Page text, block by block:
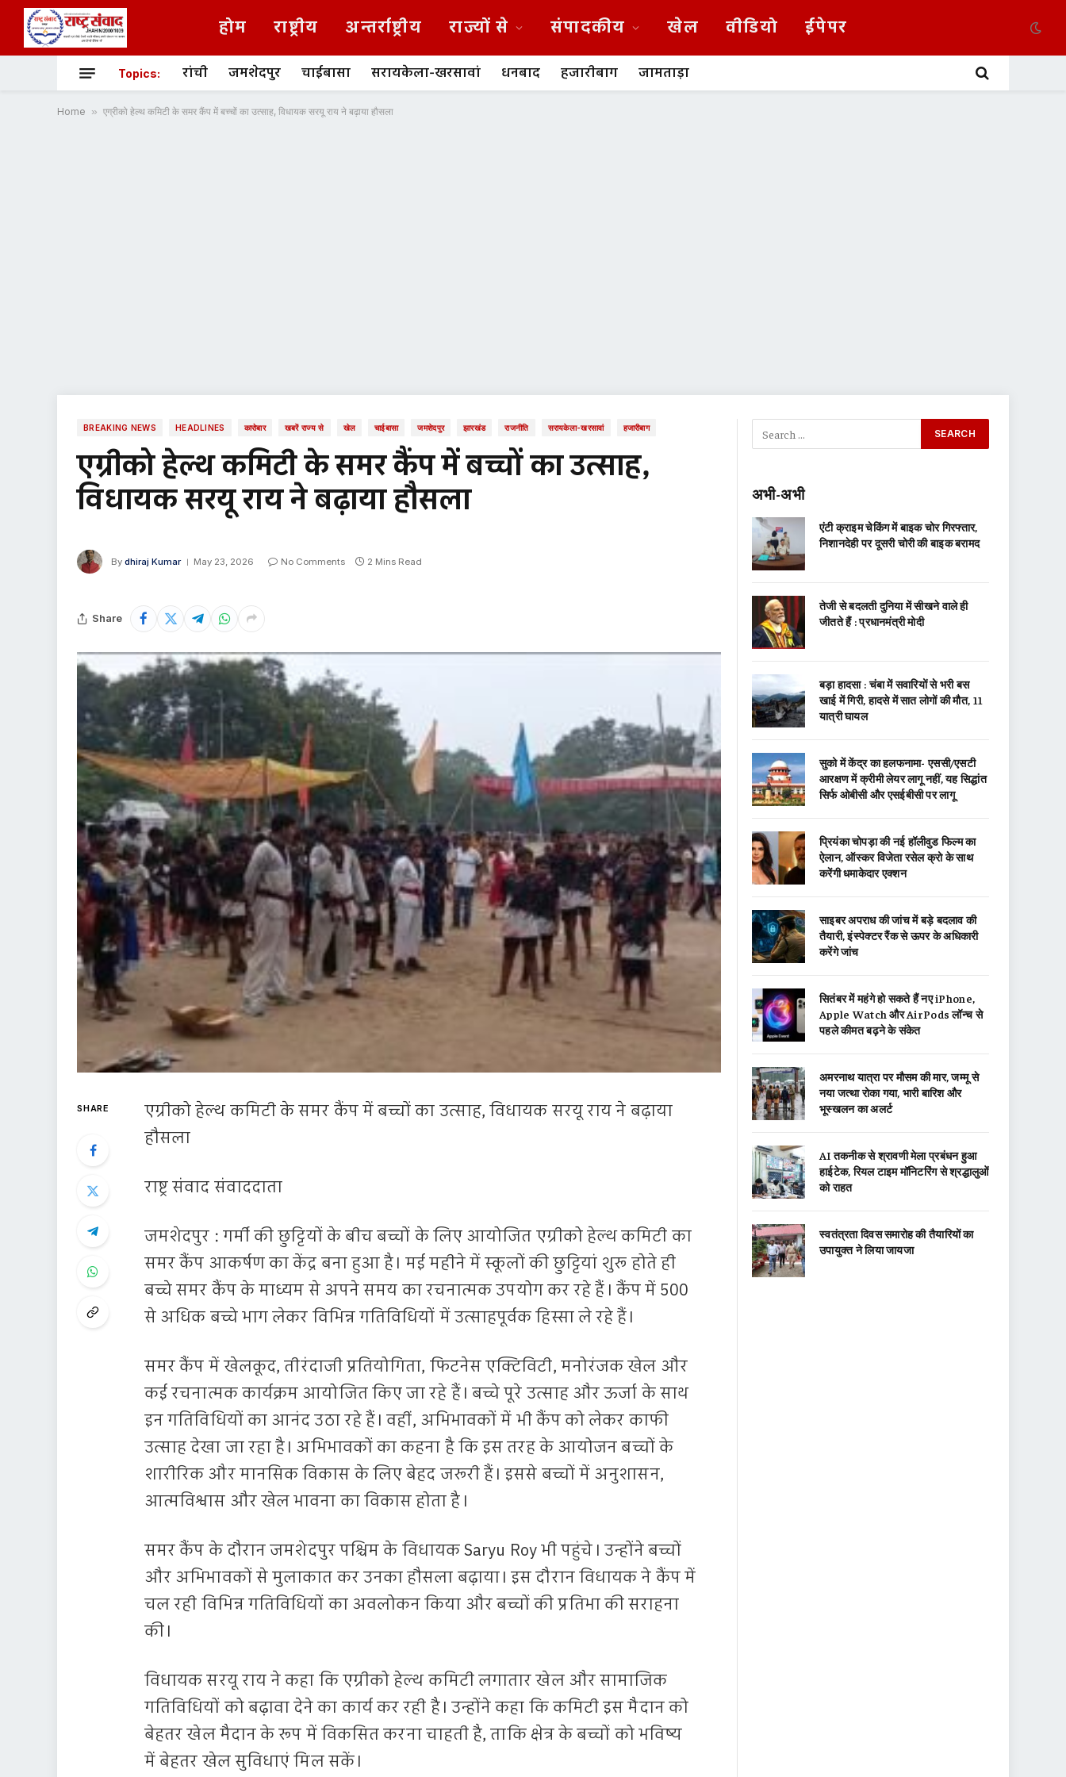
होम राष्ट्रीय अन्तर्राष्ट्रीय राज्यों से संपादकीय खेल वीडियो ईपेपर
Topics: रांची जमशेदपुर चाईबासा सरायकेला-खरसावां धनबाद हजारीबाग जामताड़ा
Home » एग्रीको हेल्थ कमिटी के समर कैंप में बच्चों का उत्साह, विधायक सरयू राय ने बढ़ाया हौसला
BREAKING NEWS HEADLINES कारोबार खबरें राज्य से खेल चाईबासा जमशेदपुर झारखंड राजनीति सरायकेला-खरसावां हजारीबाग
एग्रीको हेल्थ कमिटी के समर कैंप में बच्चों का उत्साह,
विधायक सरयू राय ने बढ़ाया हौसला
By dhiraj Kumar May 23, 2026 No Comments 2 Mins Read
Share
SHARE
एग्रीको हेल्थ कमिटी के समर कैंप में बच्चों का उत्साह, विधायक सरयू राय ने बढ़ाया
हौसला
राष्ट्र संवाद संवाददाता
जमशेदपुर : गर्मी की छुट्टियों के बीच बच्चों के लिए आयोजित एग्रीको हेल्थ कमिटी का
समर कैंप आकर्षण का केंद्र बना हुआ है। मई महीने में स्कूलों की छुट्टियां शुरू होते ही
बच्चे समर कैंप के माध्यम से अपने समय का रचनात्मक उपयोग कर रहे हैं। कैंप में 500
से अधिक बच्चे भाग लेकर विभिन्न गतिविधियों में उत्साहपूर्वक हिस्सा ले रहे हैं।
समर कैंप में खेलकूद, तीरंदाजी प्रतियोगिता, फिटनेस एक्टिविटी, मनोरंजक खेल और
कई रचनात्मक कार्यक्रम आयोजित किए जा रहे हैं। बच्चे पूरे उत्साह और ऊर्जा के साथ
इन गतिविधियों का आनंद उठा रहे हैं। वहीं, अभिभावकों में भी कैंप को लेकर काफी
उत्साह देखा जा रहा है। अभिभावकों का कहना है कि इस तरह के आयोजन बच्चों के
शारीरिक और मानसिक विकास के लिए बेहद जरूरी हैं। इससे बच्चों में अनुशासन,
आत्मविश्वास और खेल भावना का विकास होता है।
समर कैंप के दौरान जमशेदपुर पश्चिम के विधायक Saryu Roy भी पहुंचे। उन्होंने बच्चों
और अभिभावकों से मुलाकात कर उनका हौसला बढ़ाया। इस दौरान विधायक ने कैंप में
चल रही विभिन्न गतिविधियों का अवलोकन किया और बच्चों की प्रतिभा की सराहना
की।
विधायक सरयू राय ने कहा कि एग्रीको हेल्थ कमिटी लगातार खेल और सामाजिक
गतिविधियों को बढ़ावा देने का कार्य कर रही है। उन्होंने कहा कि कमिटी इस मैदान को
बेहतर खेल मैदान के रूप में विकसित करना चाहती है, ताकि क्षेत्र के बच्चों को भविष्य
में बेहतर खेल सुविधाएं मिल सकें।
अभी-अभी
एंटी क्राइम चेकिंग में बाइक चोर गिरफ्तार,
निशानदेही पर दूसरी चोरी की बाइक बरामद
तेजी से बदलती दुनिया में सीखने वाले ही
जीतते हैं : प्रधानमंत्री मोदी
बड़ा हादसा : चंबा में सवारियों से भरी बस
खाई में गिरी, हादसे में सात लोगों की मौत, 11
यात्री घायल
सुको में केंद्र का हलफनामा- एससी/एसटी
आरक्षण में क्रीमी लेयर लागू नहीं, यह सिद्धांत
सिर्फ ओबीसी और एसईबीसी पर लागू
प्रियंका चोपड़ा की नई हॉलीवुड फिल्म का
ऐलान, ऑस्कर विजेता रसेल क्रो के साथ
करेंगी धमाकेदार एक्शन
साइबर अपराध की जांच में बड़े बदलाव की
तैयारी, इंस्पेक्टर रैंक से ऊपर के अधिकारी
करेंगे जांच
सितंबर में महंगे हो सकते हैं नए iPhone,
Apple Watch और AirPods लॉन्च से
पहले कीमत बढ़ने के संकेत
अमरनाथ यात्रा पर मौसम की मार, जम्मू से
नया जत्था रोका गया, भारी बारिश और
भूस्खलन का अलर्ट
AI तकनीक से श्रावणी मेला प्रबंधन हुआ
हाईटेक, रियल टाइम मॉनिटरिंग से श्रद्धालुओं
को राहत
स्वतंत्रता दिवस समारोह की तैयारियों का
उपायुक्त ने लिया जायजा